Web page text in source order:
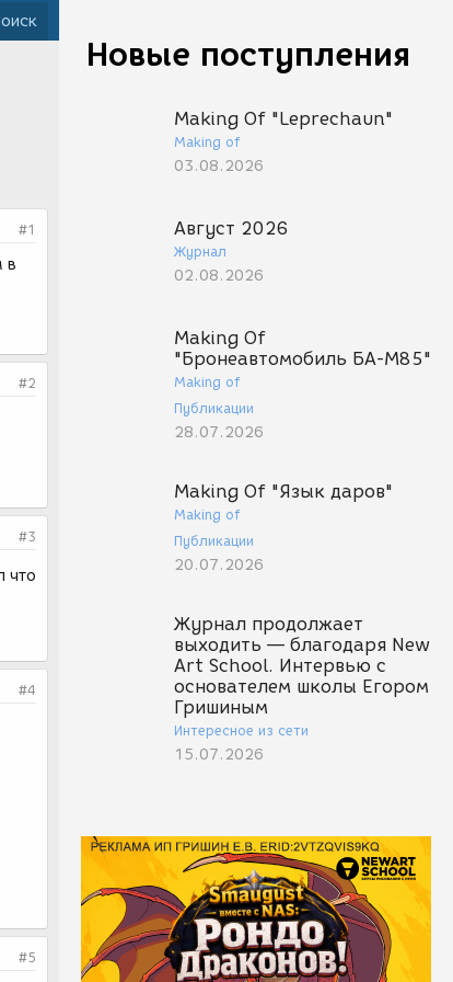
Новые поступления
Making Of "Leprechaun"
Making of
03.08.2026
Август 2026
Журнал
02.08.2026
Making Of
"Бронеавтомобиль БА-М85"
Making of
Публикации
28.07.2026
Making Of "Язык даров"
Making of
Публикации
20.07.2026
Журнал продолжает
выходить — благодаря New
Art School. Интервью с
основателем школы Егором
Гришиным
Интересное из сети
15.07.2026
#1
в
#2
#3
что
#4
#5